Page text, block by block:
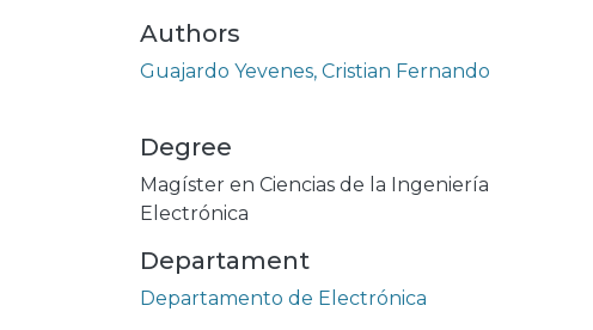
Authors
Guajardo Yevenes, Cristian Fernando
Degree
Magíster en Ciencias de la Ingeniería
Electrónica
Departament
Departamento de Electrónica